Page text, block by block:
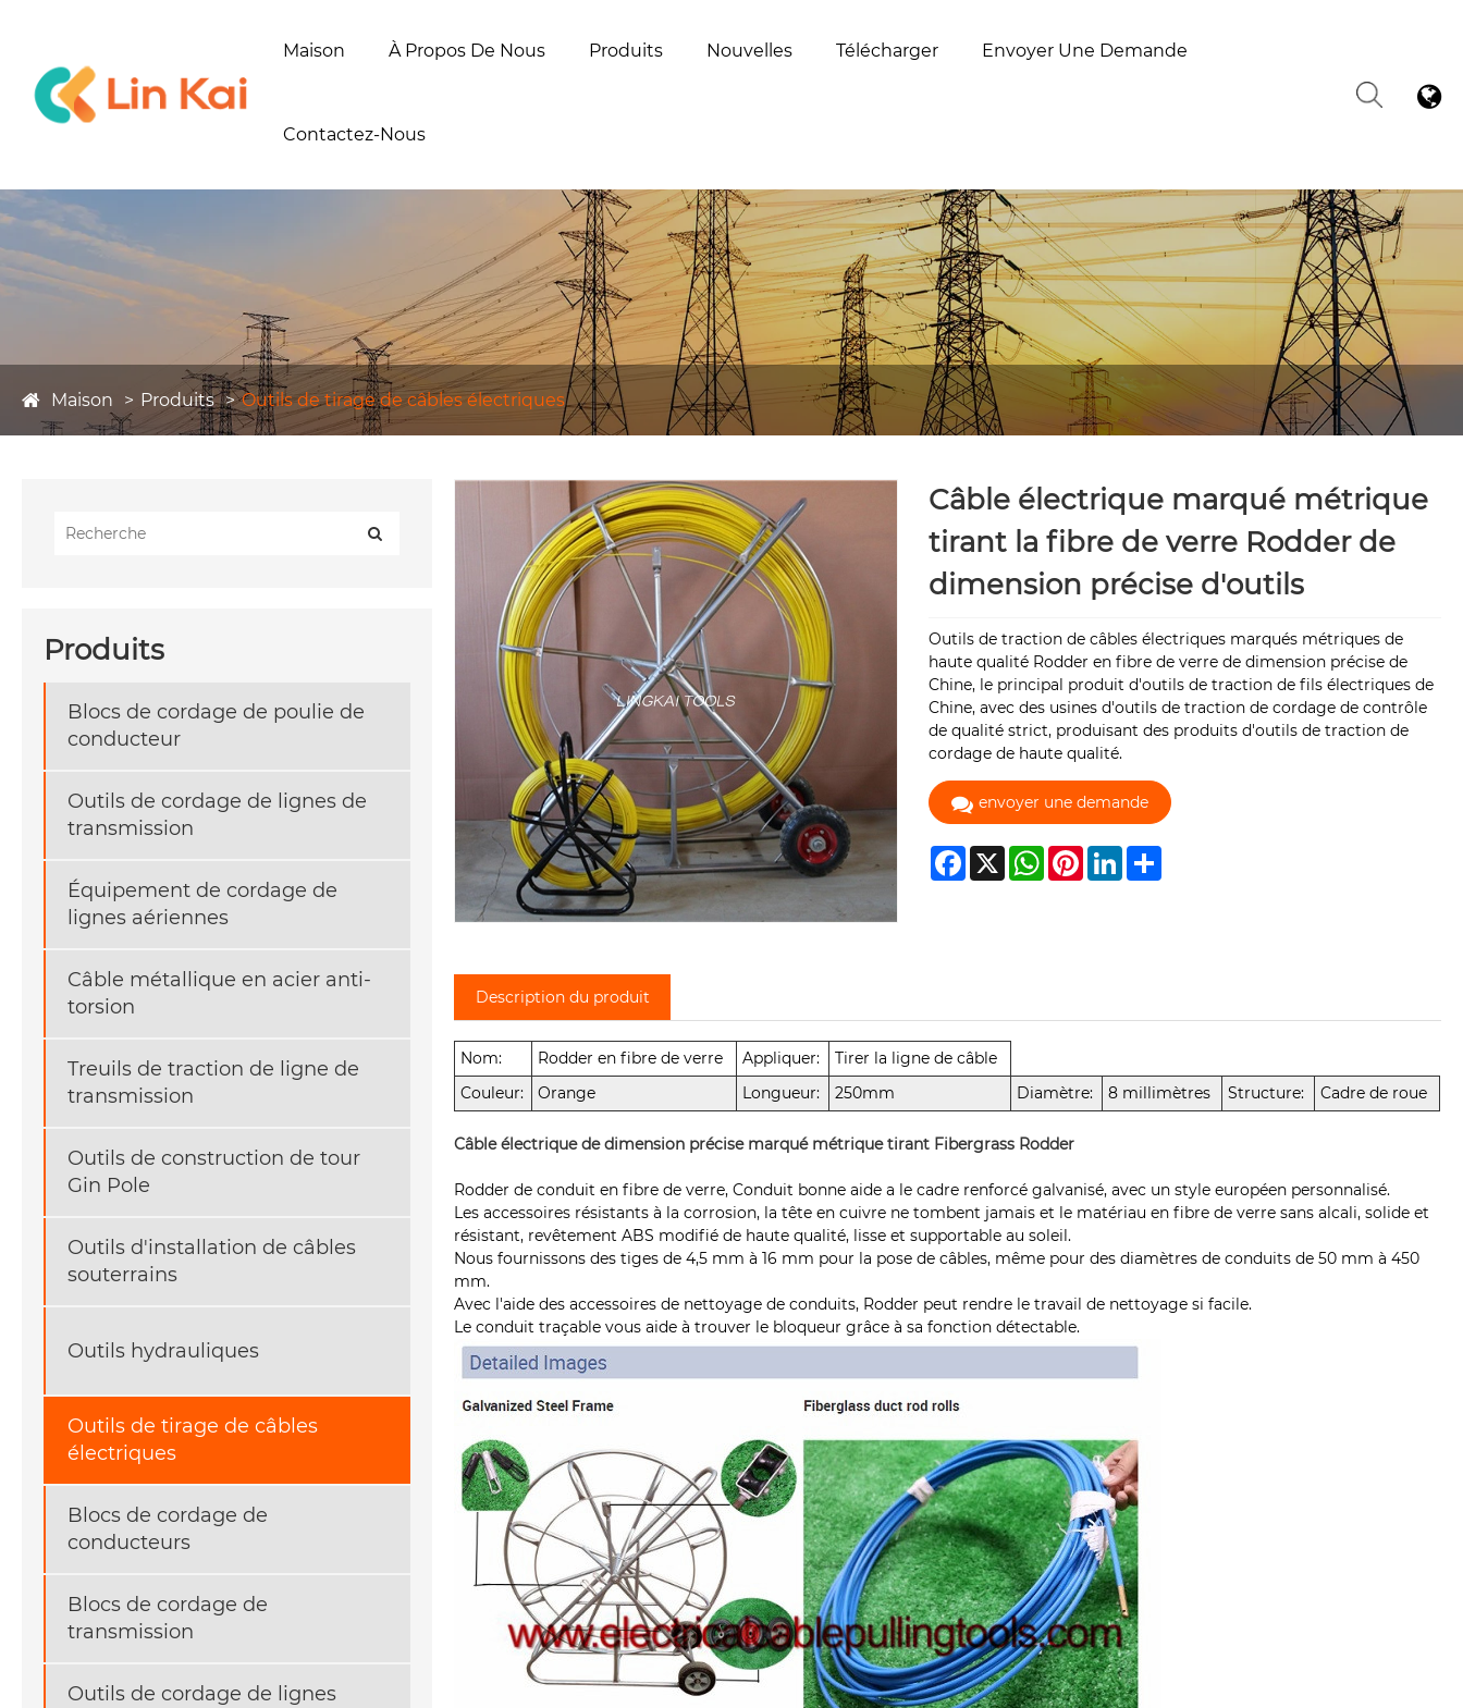
Maison À Propos De Nous Produits Nouvelles Télécharger Envoyer Une Demande
Contactez-Nous
Maison Produits Outils de tirage de câbles électriques
Produits
Blocs de cordage de poulie de
conducteur
Outils de cordage de lignes de
transmission
Équipement de cordage de
lignes aériennes
Câble métallique en acier anti-
torsion
Treuils de traction de ligne de
transmission
Outils de construction de tour
Gin Pole
Outils d'installation de câbles
souterrains
Outils hydrauliques
Outils de tirage de câbles
électriques
Blocs de cordage de
conducteurs
Blocs de cordage de
transmission
Outils de cordage de lignes
Câble électrique marqué métrique
tirant la fibre de verre Rodder de
dimension précise d'outils
Outils de traction de câbles électriques marqués métriques de
haute qualité Rodder en fibre de verre de dimension précise de
Chine, le principal produit d'outils de traction de fils électriques de
Chine, avec des usines d'outils de traction de cordage de contrôle
de qualité strict, produisant des produits d'outils de traction de
cordage de haute qualité.
envoyer une demande
Facebook
X WhatsApp
PinterestLinkedInShare
Description du produit
Nom: Rodder en fibre de verre Appliquer:
Tirer la ligne de câble
Couleur:
Orange Longueur: 250mm Diamètre: 8 millimètres Structure: Cadre de roue
Câble électrique de dimension précise marqué métrique tirant Fibergrass Rodder
Rodder de conduit en fibre de verre, Conduit bonne aide a le cadre renforcé galvanisé, avec un style européen personnalisé.
Les accessoires résistants à la corrosion, la tête en cuivre ne tombent jamais et le matériau en fibre de verre sans alcali, solide et
résistant, revêtement ABS modifié de haute qualité, lisse et supportable au soleil.
Nous fournissons des tiges de 4,5 mm à 16 mm pour la pose de câbles, même pour des diamètres de conduits de 50 mm à 450
mm.
Avec l'aide des accessoires de nettoyage de conduits, Rodder peut rendre le travail de nettoyage si facile.
Le conduit traçable vous aide à trouver le bloqueur grâce à sa fonction détectable.